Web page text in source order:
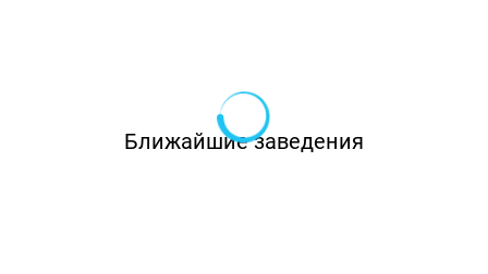
Ближайшие заведения